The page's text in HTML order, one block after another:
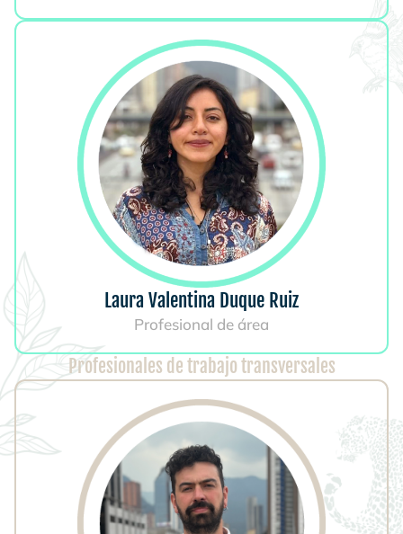
Laura Valentina Duque Ruiz
Profesional de área
Profesionales de trabajo transversales